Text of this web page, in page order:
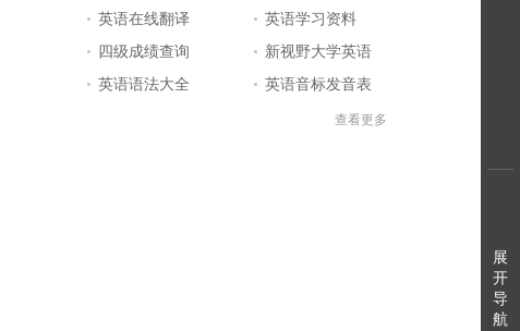
英语在线翻译
英语学习资料
四级成绩查询
新视野大学英语
英语语法大全
英语音标发音表
英语知识点查看更多
展
开
导
航